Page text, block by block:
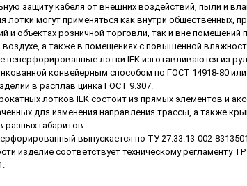
защиту кабеля от внешних воздействий, пыли и
лотки могут применяться как внутри общественных,
и объектах розничной торговли, так и вне помещений
а также в помещениях с повышенной
неперфорированные лотки IEK изготавливаются из
конвейерным способом по ГОСТ 14918-80
в расплав цинка ГОСТ 9.307.
лотков IEK состоит из прямых элементов и
для изменения направления трассы, а также
разных габаритов.
выпускается по ТУ 27.33.13-002-
изделие соответствует техническому регламенту